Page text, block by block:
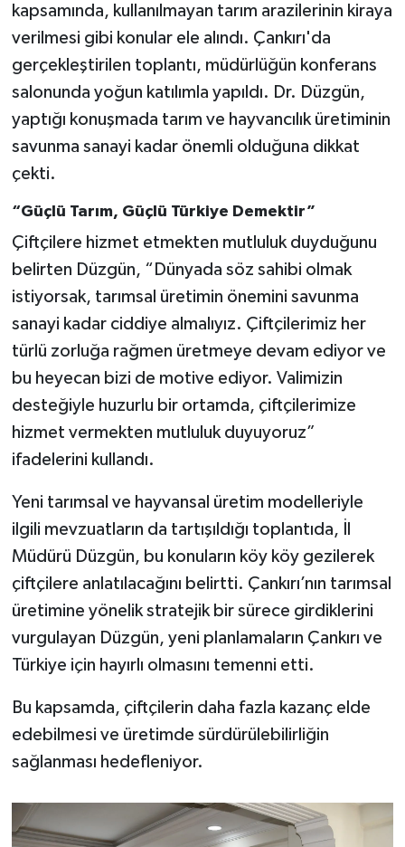
kapsamında, kullanılmayan tarım arazilerinin kiraya
verilmesi gibi konular ele alındı. Çankırı'da
gerçekleştirilen toplantı, müdürlüğün konferans
salonunda yoğun katılımla yapıldı. Dr. Düzgün,
yaptığı konuşmada tarım ve hayvancılık üretiminin
savunma sanayi kadar önemli olduğuna dikkat
çekti.
“Güçlü Tarım, Güçlü Türkiye Demektir”
Çiftçilere hizmet etmekten mutluluk duyduğunu
belirten Düzgün, “Dünyada söz sahibi olmak
istiyorsak, tarımsal üretimin önemini savunma
sanayi kadar ciddiye almalıyız. Çiftçilerimiz her
türlü zorluğa rağmen üretmeye devam ediyor ve
bu heyecan bizi de motive ediyor. Valimizin
desteğiyle huzurlu bir ortamda, çiftçilerimize
hizmet vermekten mutluluk duyuyoruz”
ifadelerini kullandı.
Yeni tarımsal ve hayvansal üretim modelleriyle
ilgili mevzuatların da tartışıldığı toplantıda, İl
Müdürü Düzgün, bu konuların köy köy gezilerek
çiftçilere anlatılacağını belirtti. Çankırı’nın tarımsal
üretimine yönelik stratejik bir sürece girdiklerini
vurgulayan Düzgün, yeni planlamaların Çankırı ve
Türkiye için hayırlı olmasını temenni etti.
Bu kapsamda, çiftçilerin daha fazla kazanç elde
edebilmesi ve üretimde sürdürülebilirliğin
sağlanması hedefleniyor.